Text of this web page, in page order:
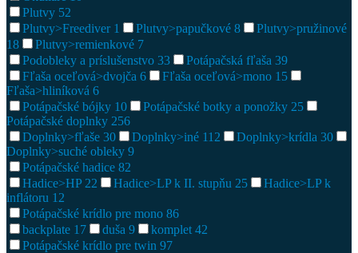
Plutvy 52
Plutvy>Freediver 1 Plutvy>papučkové 8
Plutvy>pružinové
18
Plutvy>remienkové 7
Podobleky a príslušenstvo 33 Potápačská fľaša 39
Fľaša oceľová>dvojča 6 Fľaša oceľová>mono 15
Fľaša>hliníková 6
Potápačské bójky 10 Potápačské botky a ponožky 25
Potápačské doplnky 256
Doplnky>fľaše 30 Doplnky>iné 112 Doplnky>krídla 30
Doplnky>suché obleky 9
Potápačské hadice 82
Hadice>HP 22 Hadice>LP k II. stupňu 25
Hadice>LP k
inflátoru 12
Potápačské krídlo pre mono 86
backplate 17 duša 9 komplet 42
Potápačské krídlo pre twin 97